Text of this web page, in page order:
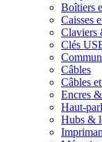
Boîtiers
Caisses
Claviers
Clés
Câbles
Câbles
Encres
Haut-
Hubs &